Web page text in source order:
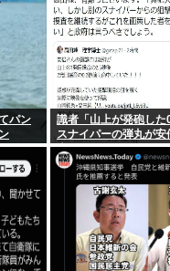
パン
識者「山上が発砲した
スナイパーの弾丸が安
当たっていた！」 こ